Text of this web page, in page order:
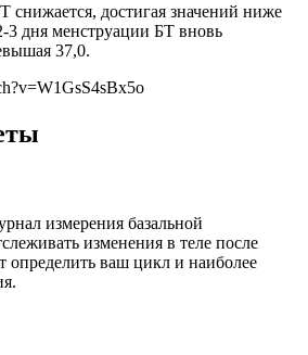
снижается, достигая значений ниже
3 дня менструации БТ вновь
37,0.
измерения базальной
изменения в теле после
определить ваш цикл и наиболее